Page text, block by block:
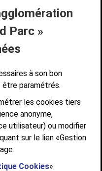
Parc »
à son bon
paramétrés.
les cookies tiers
anonyme,
utilisateur) ou modifier
sur le lien «Gestion
Cookies»
PLAN DE SITE
GESTION DES COOKIES
SUR
de Versailles
VERSAILLES CEDEX
LUNDI AU VENDREDI DE 9H À